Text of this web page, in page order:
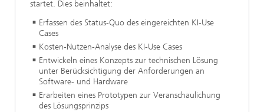
startet. Dies beinhaltet:
Erfassen des Status-Quo des eingereichten KI-Use
Cases
Kosten-Nutzen-Analyse des KI-Use Cases
Entwickeln eines Konzepts zur technischen Lösung
unter Berücksichtigung der Anforderungen an
Software- und Hardware
Erarbeiten eines Prototypen zur Veranschaulichung
des Lösungsprinzips